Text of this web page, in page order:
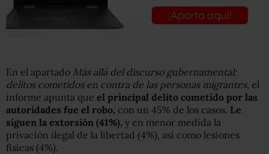
En el apartado Más allá del discurso gubernamental:
delitos cometidos en contra de las personas migrantes, el
informe apunta que el principal delito cometido por las
autoridades fue el robo, con un 45% de los casos. Le
siguen la extorsión (41%), y en menor medida la
privación ilegal de la libertad (4%), así como lesiones
físicas (4%).